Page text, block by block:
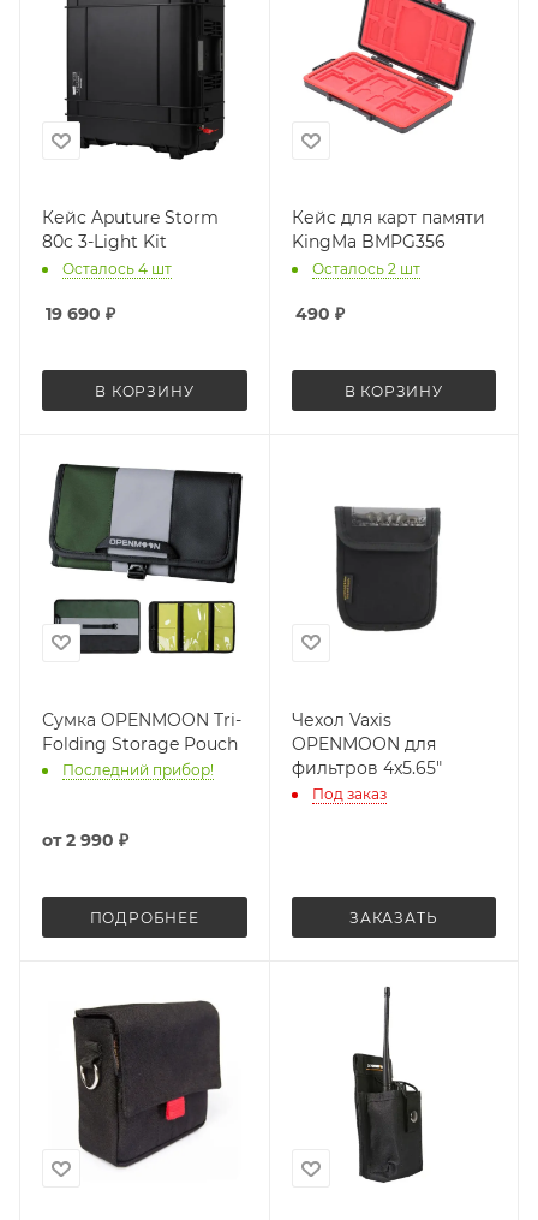
Кейс Aputure Storm
80c 3-Light Kit
Осталось 4 шт
19 690 ₽
В КОРЗИНУ
Кейс для карт памяти
KingMa BMPG356
Осталось 2 шт
490 ₽
В КОРЗИНУ
Сумка OPENMOON Tri-
Folding Storage Pouch
Последний прибор!
от2 990 ₽
ПОДРОБНЕЕ
Чехол Vaxis
OPENMOON для
фильтров 4x5.65"
Под заказ
ЗАКАЗАТЬ